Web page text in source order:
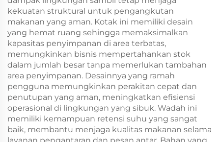
kekuatan struktural untuk pengangkutan
makanan yang aman. Kotak ini memiliki desain
yang hemat ruang sehingga memaksimalkan
kapasitas penyimpanan di area terbatas,
memungkinkan bisnis mempertahankan stok
dalam jumlah besar tanpa memerlukan tambahan
area penyimpanan. Desainnya yang ramah
pengguna memungkinkan perakitan cepat dan
penutupan yang aman, meningkatkan efisiensi
operasional di lingkungan yang sibuk. Wadah ini
memiliki kemampuan retensi suhu yang sangat
baik, membantu menjaga kualitas makanan selama